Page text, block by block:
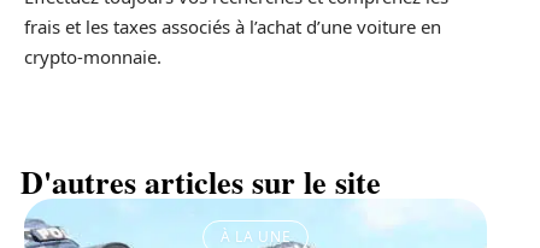
frais et les taxes associés à l’achat d’une voiture en
crypto-monnaie.
D'autres articles sur le site
À LA UNE